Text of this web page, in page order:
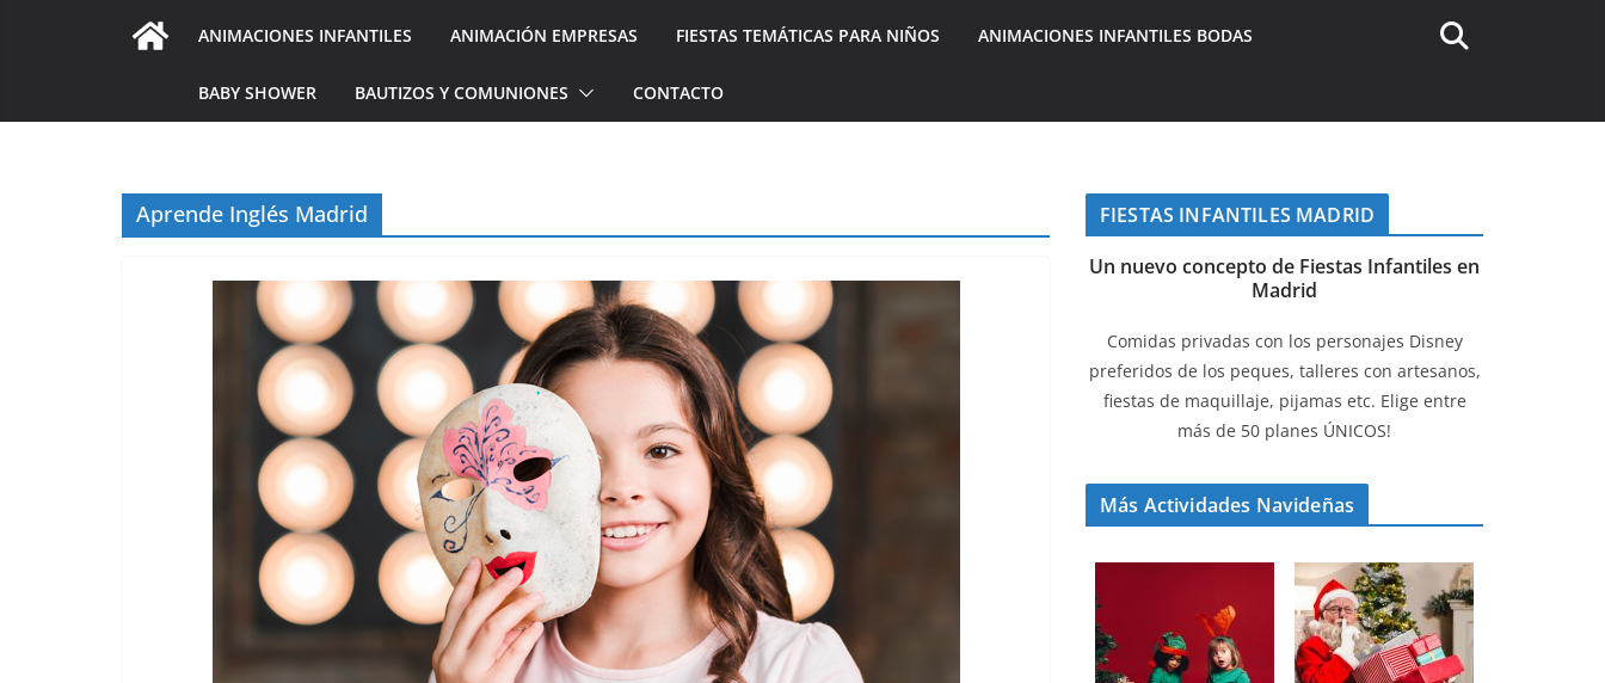
ANIMACIONES INFANTILES ANIMACIÓN EMPRESAS FIESTAS TEMÁTICAS PARA NIÑOS ANIMACIONES INFANTILES BODAS
BABY SHOWER BAUTIZOS Y COMUNIONES CONTACTO
Aprende Inglés Madrid
FIESTAS INFANTILES MADRID
Un nuevo concepto de Fiestas Infantiles en
Madrid
Comidas privadas con los personajes Disney
preferidos de los peques, talleres con artesanos,
fiestas de maquillaje, pijamas etc. Elige entre
más de 50 planes ÚNICOS!
Más Actividades Navideñas